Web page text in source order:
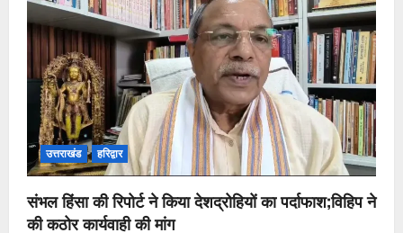
उत्तराखंड हरिद्वार
संभल हिंसा की रिपोर्ट ने किया देशद्रोहियों का पर्दाफाश;विहिप ने
की कठोर कार्यवाही की मांग